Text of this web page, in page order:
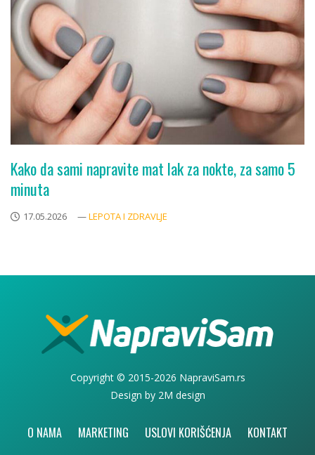
Kako da sami napravite mat lak za nokte, za samo 5
minuta
17.05.2026 —LEPOTA I ZDRAVLJE
Copyright © 2015-2026 NapraviSam.rs
Design by 2M design
O NAMA MARKETING USLOVI KORIŠĆENJA KONTAKT